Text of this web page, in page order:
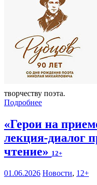
творчеству поэта.
Подробнее
«Герои на
лекция-диалог
чтение» 12+
01.06.2026 Новости, 12+